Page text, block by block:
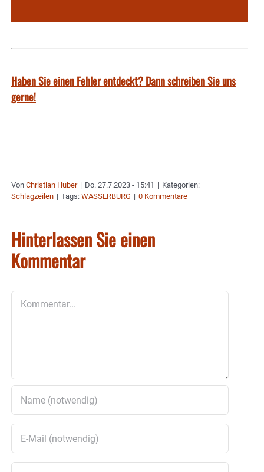
Haben Sie einen Fehler entdeckt? Dann schreiben Sie uns
gerne!
Von Christian Huber | Do. 27.7.2023 - 15:41 | Kategorien:
Schlagzeilen | Tags: WASSERBURG | 0 Kommentare
Hinterlassen Sie einen
Kommentar